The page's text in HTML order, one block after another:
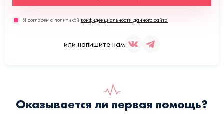
Я согласен с политикой конфиденциальности данного сайта
или напишите нам
Оказывается ли первая помощь?